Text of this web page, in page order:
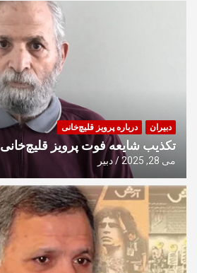
دبیران درباره پرویز قلیچ‌خانی
تکذیب شایعه فوت پرویز قلیچ‌خانی
می 28, 2025 دبیر